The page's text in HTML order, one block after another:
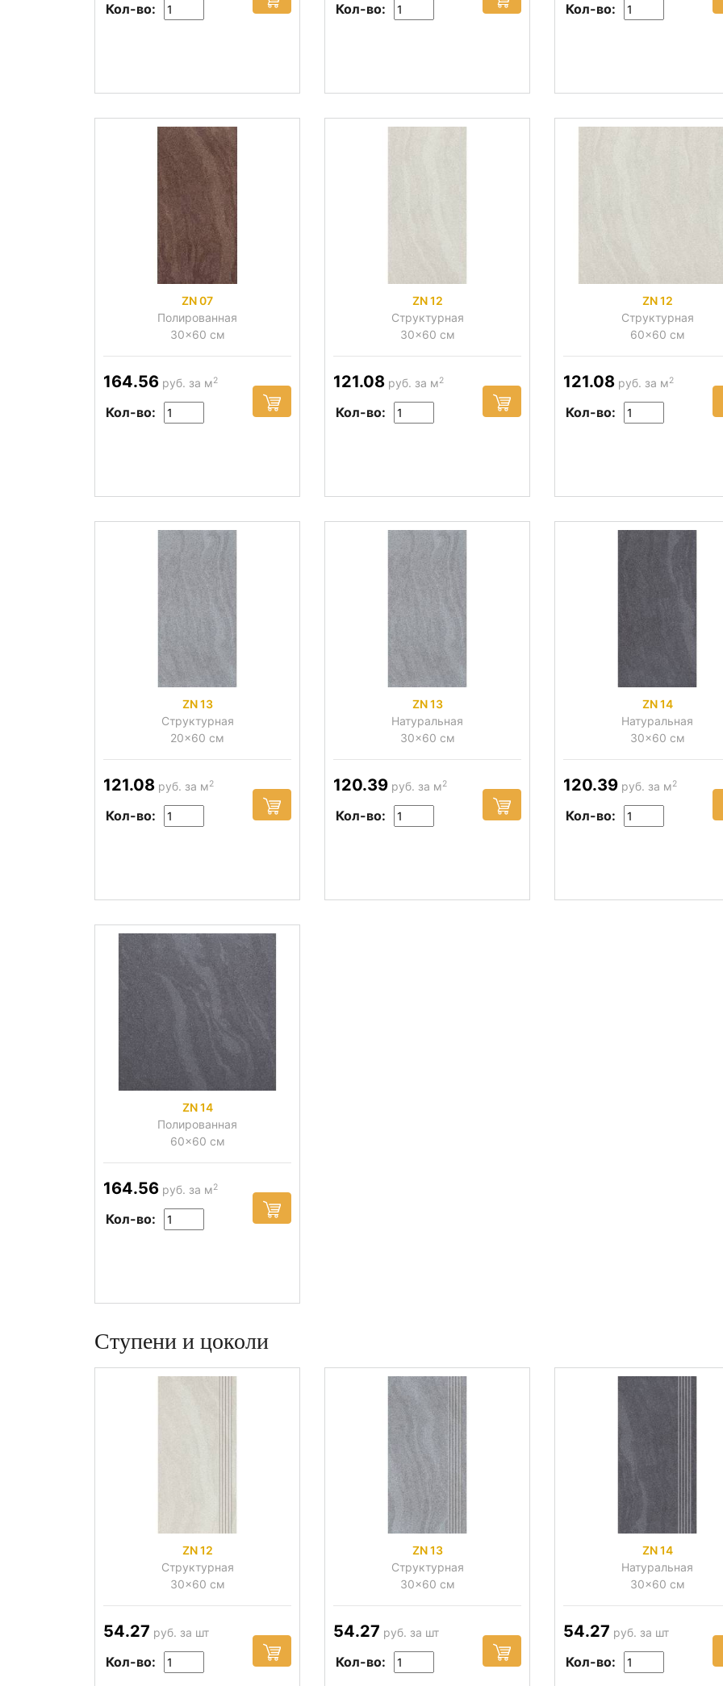
Кол-во: Кол-во: Кол-во:
ZN 07
Полированная
30x60 см
164.56 руб. за м2
Кол-во:
ZN 12
Структурная
30x60 см
121.08 руб. за м2
Кол-во:
ZN 12
Структурная
60x60 см
121.08 руб. за м2
Кол-во:
ZN 13
Структурная
20x60 см
121.08 руб. за м2
Кол-во:
ZN 13
Натуральная
30x60 см
120.39 руб. за м2
Кол-во:
ZN 14
Натуральная
30x60 см
120.39 руб. за м2
Кол-во:
ZN 14
Полированная
60x60 см
164.56 руб. за м2
Кол-во:
Ступени и цоколи
ZN 12
Структурная
30x60 см
54.27 руб. за шт
Кол-во:
ZN 13
Структурная
30x60 см
54.27 руб. за шт
Кол-во:
ZN 14
Натуральная
30x60 см
54.27 руб. за шт
Кол-во: